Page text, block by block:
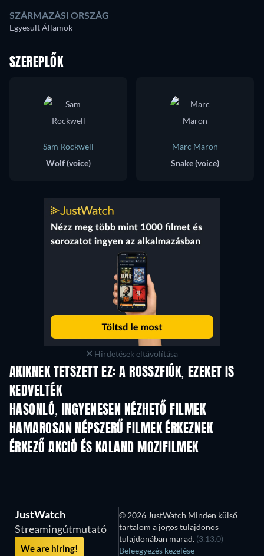
SZÁRMAZÁSI ORSZÁG
Egyesült Államok
SZEREPLŐK
Sam Rockwell
Wolf (voice)
Marc Maron
Snake (voice)
Hirdetések eltávolítása
AKIKNEK TETSZETT EZ: A ROSSZFIÚK, EZEKET IS
KEDVELTÉK
HASONLÓ, INGYENESEN NÉZHETŐ FILMEK
HAMAROSAN NÉPSZERŰ FILMEK ÉRKEZNEK
ÉRKEZŐ AKCIÓ ÉS KALAND MOZIFILMEK
JustWatch
Streamingútmutató
We are hiring!
© 2026 JustWatch Minden külső
tartalom a jogos tulajdonos
tulajdonában marad. (3.13.0)
Beleegyezés kezelése